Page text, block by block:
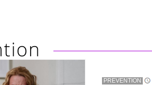
PREVENTION